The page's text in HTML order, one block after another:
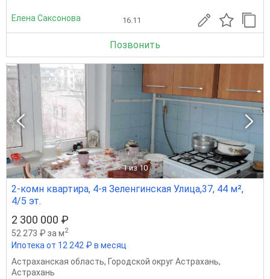
Елена Саксонова 16.11
Позвонить
1 из 10
2-комн квартира, 4-я Зеленгинская Улица,37, 44 м²,
4/5 эт.
2 300 000 ₽
52 273 ₽ за м2
Ипотека от 12 242 ₽ в месяц
Астраханская область, Городской округ Астрахань,
Астрахань